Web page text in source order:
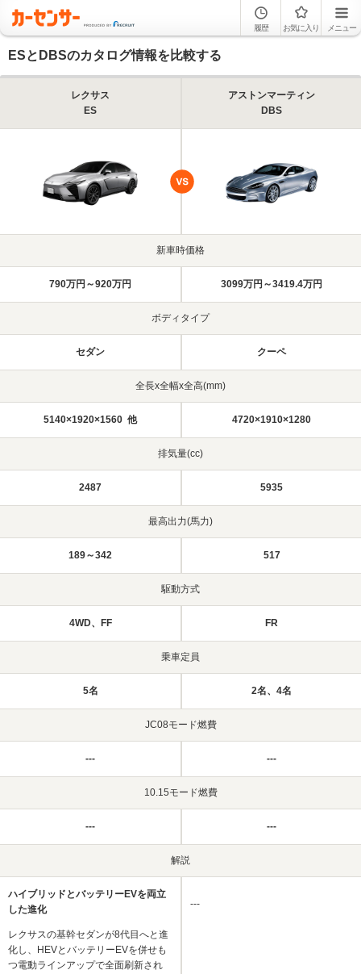
履歴 お気に入り メニュー
ESとDBSのカタログ情報を比較する
レクサス
ES
アストンマーティン
DBS
新車時価格
790万円～920万円 3099万円～3419.4万円
ボディタイプ
セダン クーペ
全長x全幅x全高(mm)
5140×1920×1560 他 4720×1910×1280
排気量(cc)
2487 5935
最高出力(馬力)
189～342 517
駆動方式
4WD、FF FR
乗車定員
5名 2名、4名
JC08モード燃費
--- ---
10.15モード燃費
--- ---
解説
ハイブリッドとバッテリーEVを両立
した進化
レクサスの基幹セダンが8代目へと進
化し、HEVとバッテリーEVを併せも
つ電動ラインアップで全面刷新され
---